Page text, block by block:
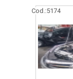
Cod.:5174